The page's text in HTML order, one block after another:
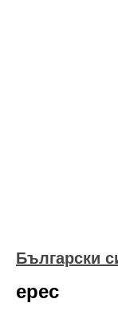
Български
ерес